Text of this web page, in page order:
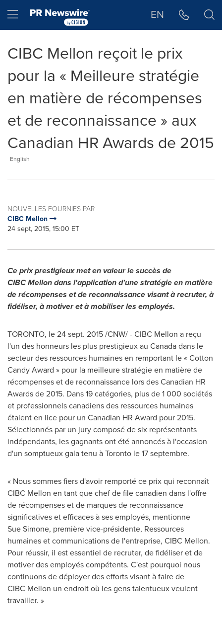
Hamburger menu EN
CIBC Mellon reçoit le prix
pour la « Meilleure stratégie
en matière de récompenses
et de reconnaissance » aux
Canadian HR Awards de 2015
English
NOUVELLES FOURNIES PAR
CIBC Mellon
24 sept, 2015, 15:00 ET
Ce prix prestigieux met en valeur le succès de
CIBC Mellon dans l'application d'une stratégie en matière
de récompenses et de reconnaissance visant à recruter, à
fidéliser, à motiver et à mobiliser les employés.
TORONTO, le 24 sept. 2015 /CNW/ - CIBC Mellon a reçu
l'un des honneurs les plus prestigieux au Canadadans le
secteur des ressources humaines en remportant le « Cotton
Candy Award » pour la meilleure stratégie en matière de
récompenses et de reconnaissance lors des Canadian HR
Awards de 2015. Dans 19 catégories, plus de 1 000 sociétés
et professionnels canadiens des ressources humaines
étaient en lice pour un Canadian HR Award pour 2015.
Sélectionnés par un jury composé de six représentants
indépendants, les gagnants ont été annoncés à l'occasion
d'un somptueux gala tenu àToronto le 17 septembre.
« Nous sommes fiers d'avoir remporté ce prix qui reconnaît
CIBC Mellon en tant que chef de file canadien dans l'offre
de récompenses et de marques de reconnaissance
significatives et efficaces à ses employés, mentionne
Sue Simone, première vice-présidente, Ressources
humaines et communications de l'entreprise, CIBC Mellon.
Pour réussir, il est essentiel de recruter, de fidéliser et de
motiver des employés compétents. C'est pourquoi nous
continuons de déployer des efforts visant à faire de
CIBC Mellon un endroit où les gens talentueux veulent
travailler. »